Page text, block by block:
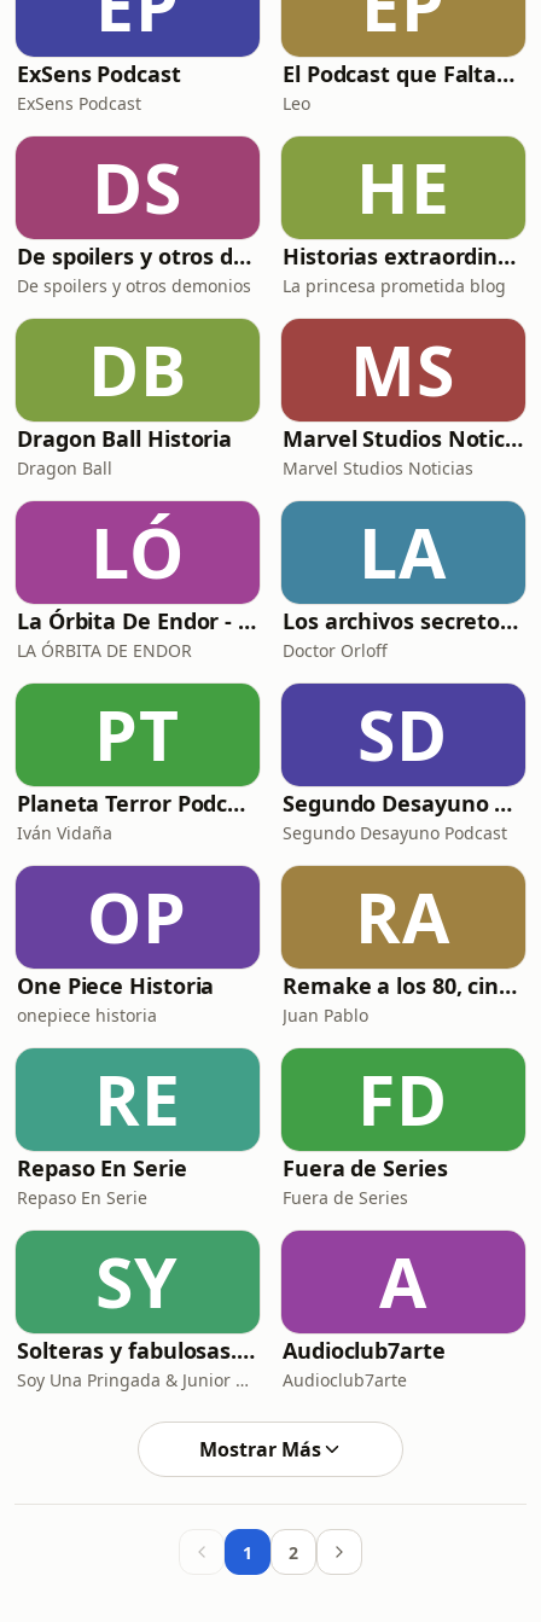
ExSens Podcast
ExSens Podcast
El Podcast que Faltaba sobre Star Wars
Leo
DS
De spoilers y otros demonios
De spoilers y otros demonios
HE
Historias extraordinarias de la princesa princesa prometida blog
La princesa prometida blog
DB
Dragon Ball Historia
Dragon Ball
MS
Marvel Studios Noticias
Marvel Studios Noticias
LÓ
La Órbita De Endor - podcast-
LA ÓRBITA DE ENDOR
LA
Los archivos secretos del Dr.Orloff
Doctor Orloff
PT
Planeta Terror Podcast
Iván Vidaña
SD
Segundo Desayuno Podcast
Segundo Desayuno Podcast
OP
One Piece Historia
onepiece historia
RA
Remake a los 80, cine y videoclub
Juan Pablo
RE
Repaso En Serie
Repaso En Serie
FD
Fuera de Series
Fuera de Series
SY
Solteras y fabulosas... Interrogación
Soy Una Pringada & Junior Healy
A
Audioclub7arte
Audioclub7arte
Mostrar Más
1 2